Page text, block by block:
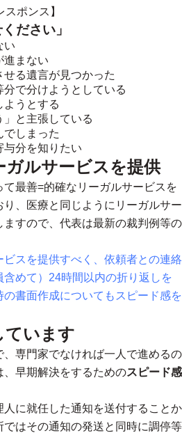
スポンス】
ださい」
い
進まない
る遺言が見つかった
で分けようとしている
ようとする
」と主張している
でしまった
与分を知りたい
ガルサービスを提供
最善=的確なリーガルサービスを
、医療と同じようにリーガルサー
ますので、代表は最新の裁判例等の
スを提供すべく、依頼者との連絡
めて）24時間以内の折り返しを
書面作成についてもスピード感を
ています
専門家でなければ一人で進めるの
早期解決をするためのスピード感
に就任した通知を送付することか
はその通知の発送と同時に調停等